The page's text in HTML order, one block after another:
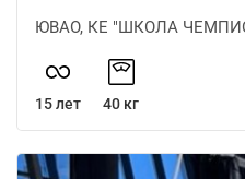
ЮВАО, КЕ "ШКОЛА
15 лет 40 кг